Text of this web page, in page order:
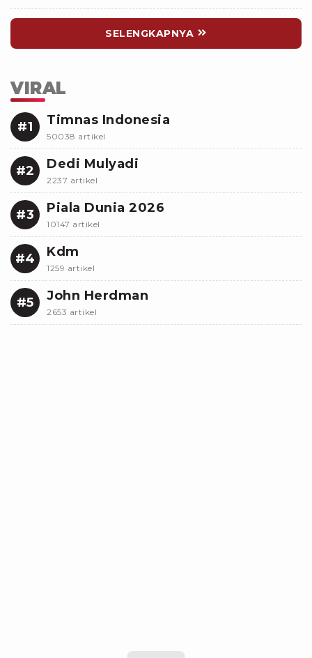
SELENGKAPNYA
VIRAL
#1 Timnas Indonesia
50038 artikel
#2 Dedi Mulyadi
2237 artikel
#3 Piala Dunia 2026
10147 artikel
#4 Kdm
1259 artikel
#5 John Herdman
2653 artikel